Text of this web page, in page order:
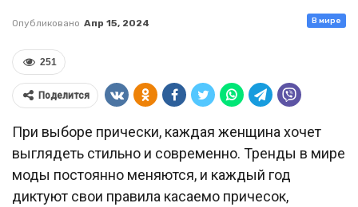
В мире
Опубликовано Апр 15, 2024
251
Поделится
При выборе прически, каждая женщина хочет
выглядеть стильно и современно. Тренды в мире
моды постоянно меняются, и каждый год
диктуют свои правила касаемо причесок,